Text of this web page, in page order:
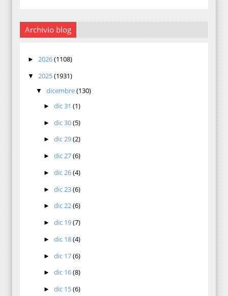
Archivio blog
► 2026(1108)
▼ 2025(1931)
▼ dicembre(130)
►dic 31(1)
►dic 30(5)
►dic 29(2)
►dic 27(6)
►dic 26(4)
►dic 23(6)
►dic 22(6)
►dic 19(7)
►dic 18(4)
►dic 17(6)
►dic 16(8)
►dic 15(6)